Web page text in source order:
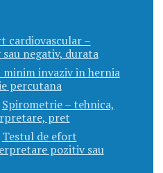
cardiovascular –
negativ, durata
invaziv in hernia
percutana
Spirometrie – tehnica,
pret
Testul de efort
pozitiv sau